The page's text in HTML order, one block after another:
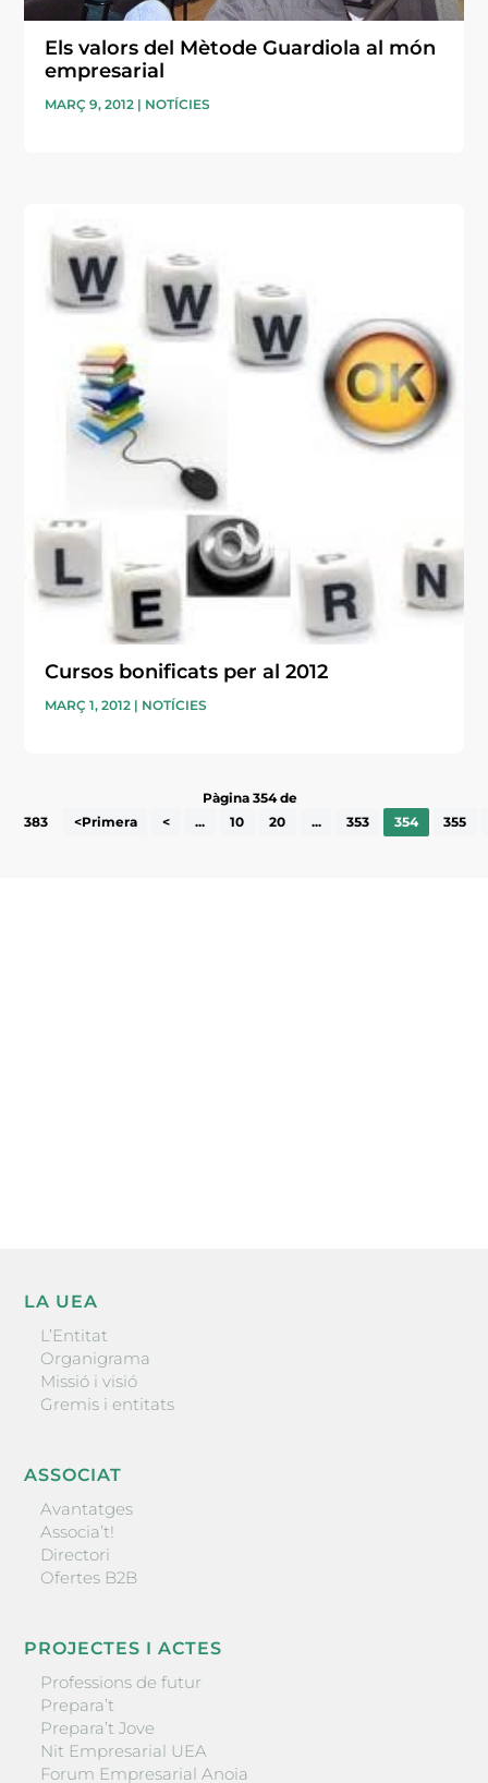
Els valors del Mètode Guardiola al món
empresarial
MARÇ 9, 2012 | NOTÍCIES
Cursos bonificats per al 2012
MARÇ 1, 2012 | NOTÍCIES
Pàgina 354 de
383
<Primera < ... 10 20 ... 353 354 355
LA UEA
L’Entitat
Organigrama
Missió i visió
Gremis i entitats
ASSOCIAT
Avantatges
Associa’t!
Directori
Ofertes B2B
PROJECTES I ACTES
Professions de futur
Prepara’t
Prepara’t Jove
Nit Empresarial UEA
Forum Empresarial Anoia